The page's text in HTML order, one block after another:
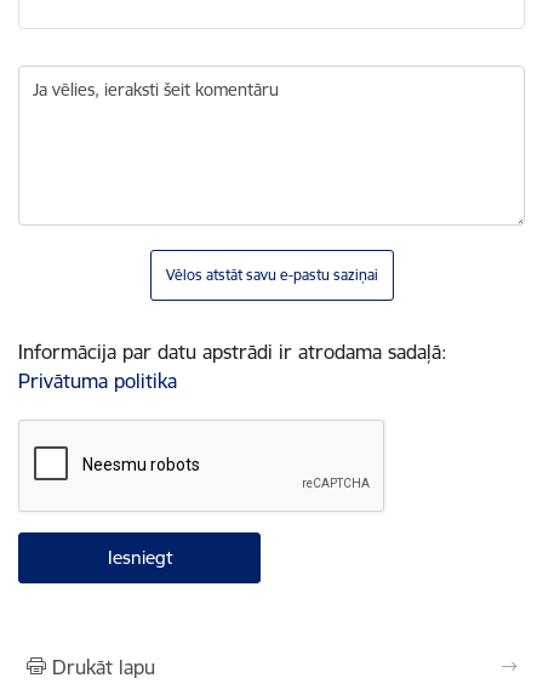
Ja vēlies, ieraksti šeit komentāru
Vēlos atstāt savu e-pastu saziņai
Informācija par datu apstrādi ir atrodama sadaļā:
Privātuma politika
Drukāt lapu